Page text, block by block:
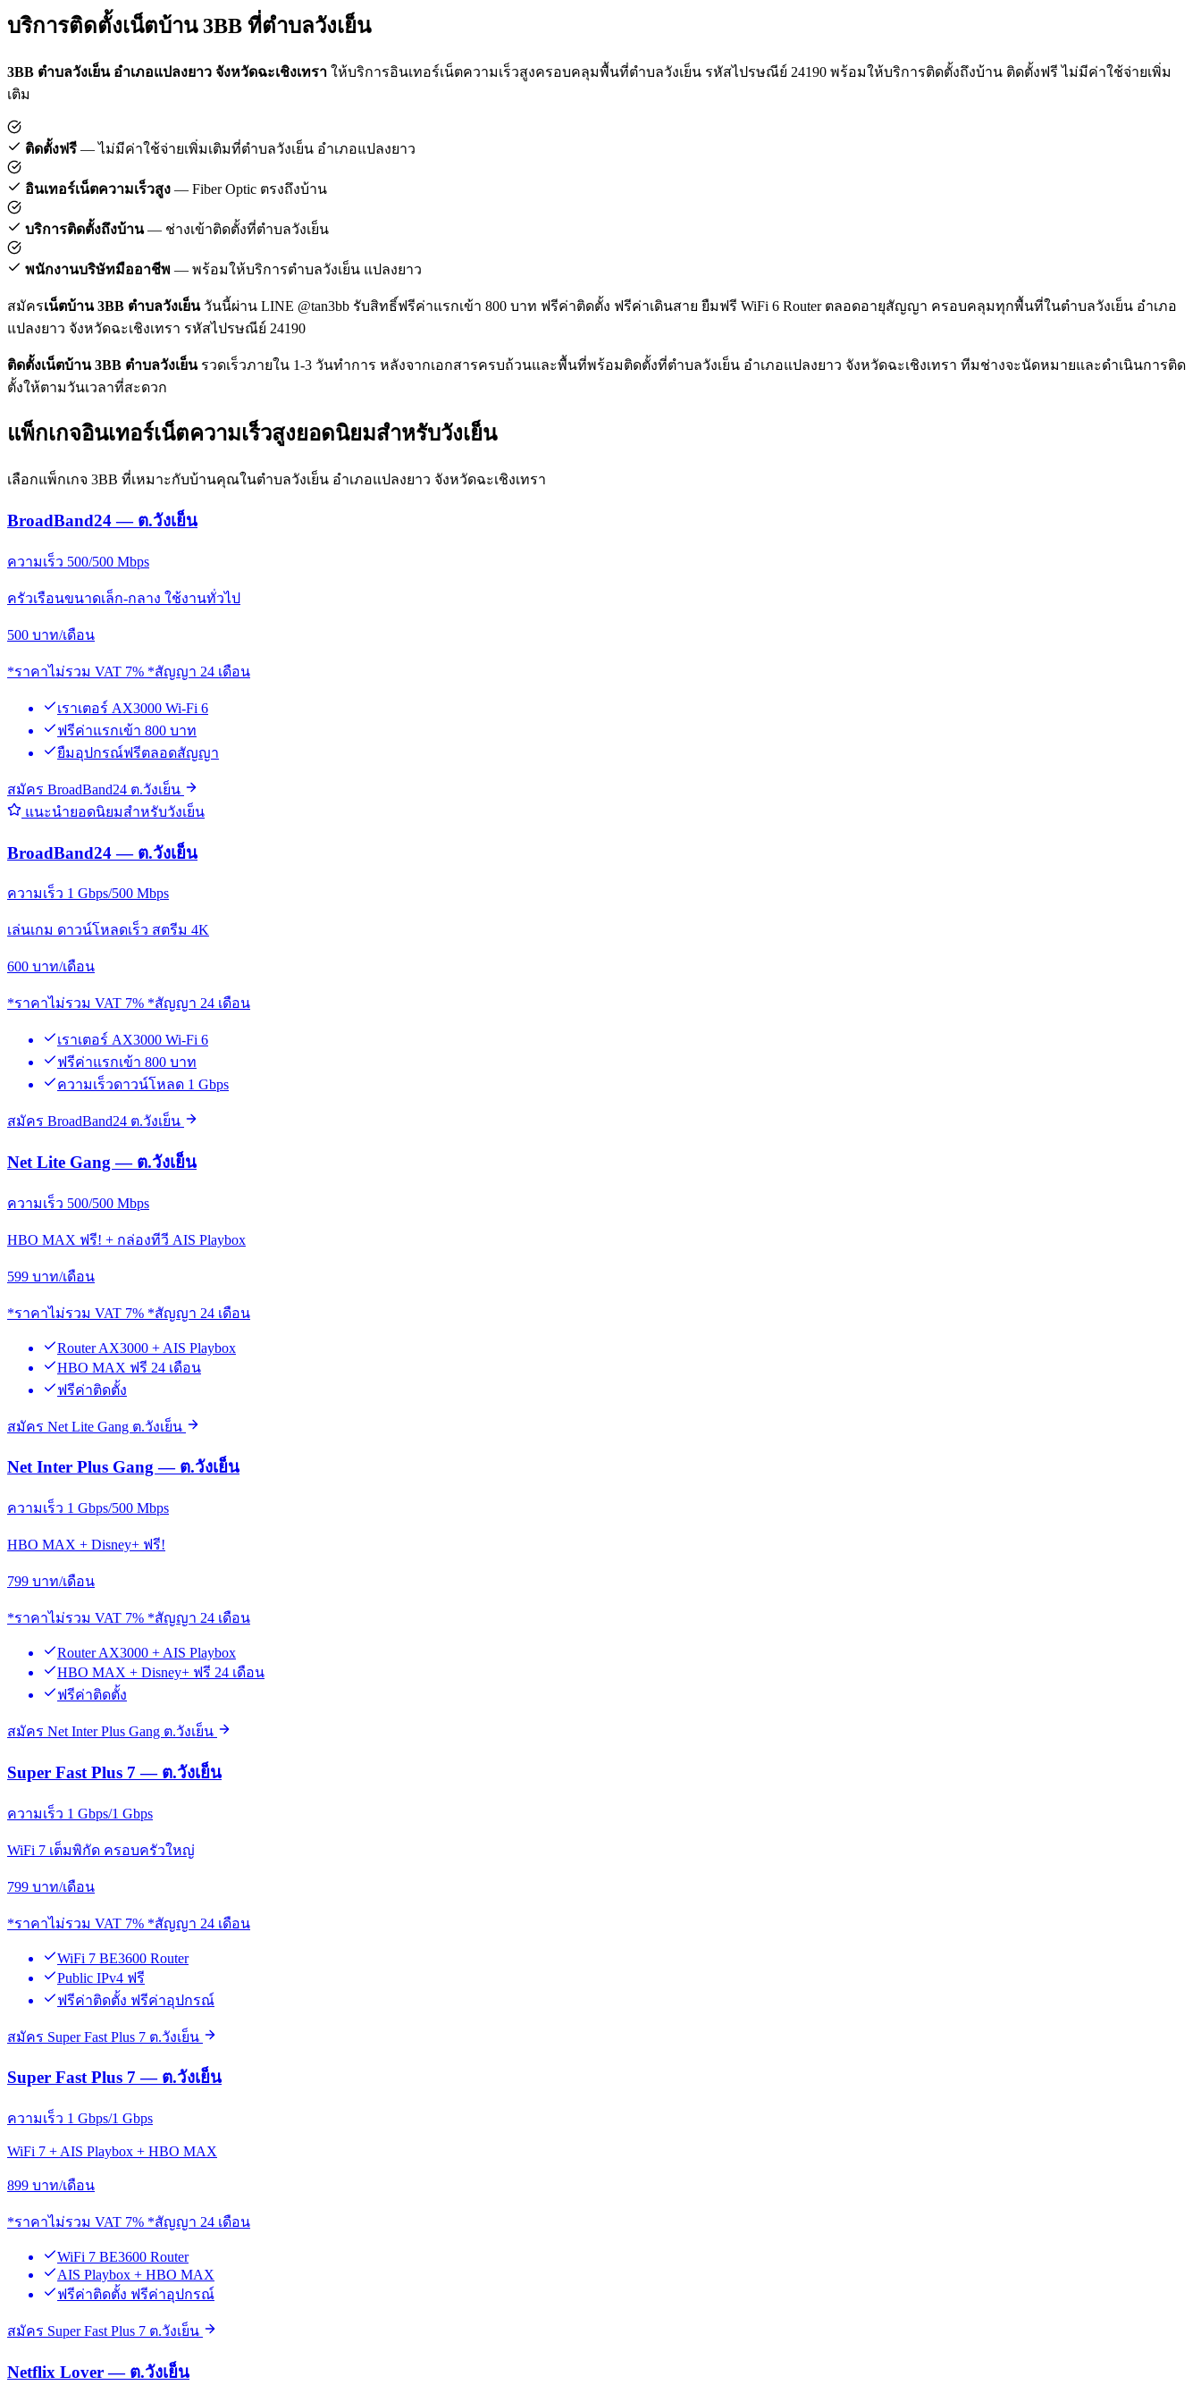
บริการติดตั้งเน็ตบ้าน 3BB ที่ตำบลวังเย็น
3BB ตำบลวังเย็น อำเภอแปลงยาว จังหวัดฉะเชิงเทรา ให้บริการอินเทอร์เน็ตความเร็วสูงครอบคลุมพื้นที่ตำบลวังเย็น รหัสไปรษณีย์ 24190 พร้อมให้บริการติดตั้งถึงบ้าน ติดตั้งฟรี ไม่มีค่าใช้จ่ายเพิ่ม
เติม
ติดตั้งฟรี — ไม่มีค่าใช้จ่ายเพิ่มเติมที่ตำบลวังเย็น อำเภอแปลงยาว
อินเทอร์เน็ตความเร็วสูง — Fiber Optic ตรงถึงบ้าน
บริการติดตั้งถึงบ้าน— ช่างเข้าติดตั้งที่ตำบลวังเย็น
พนักงานบริษัทมืออาชีพ — พร้อมให้บริการตำบลวังเย็น แปลงยาว
สมัครเน็ตบ้าน 3BB ตำบลวังเย็นวันนี้ผ่าน LINE @tan3bb รับสิทธิ์ฟรีค่าแรกเข้า 800 บาท ฟรีค่าติดตั้ง ฟรีค่าเดินสาย ยืมฟรี WiFi 6 Router ตลอดอายุสัญญา ครอบคลุมทุกพื้นที่ในตำบลวังเย็น อำเภอ
แปลงยาว จังหวัดฉะเชิงเทรา รหัสไปรษณีย์ 24190
ติดตั้งเน็ตบ้าน 3BB ตำบลวังเย็นรวดเร็วภายใน 1-3 วันทำการ หลังจากเอกสารครบถ้วนและพื้นที่พร้อมติดตั้งที่ตำบลวังเย็น อำเภอแปลงยาว จังหวัดฉะเชิงเทรา ทีมช่างจะนัดหมายและดำเนินการติด
ตั้งให้ตามวันเวลาที่สะดวก
แพ็กเกจอินเทอร์เน็ตความเร็วสูงยอดนิยมสำหรับวังเย็น
เลือกแพ็กเกจ 3BB ที่เหมาะกับบ้านคุณในตำบลวังเย็น อำเภอแปลงยาว จังหวัดฉะเชิงเทรา
BroadBand24 — ต.วังเย็น
ความเร็ว 500/500 Mbps
ครัวเรือนขนาดเล็ก-กลาง ใช้งานทั่วไป
500 บาท/เดือน
*ราคาไม่รวม VAT 7% *สัญญา 24 เดือน
เราเตอร์ AX3000 Wi-Fi 6
ฟรีค่าแรกเข้า 800 บาท
ยืมอุปกรณ์ฟรีตลอดสัญญา
สมัคร BroadBand24 ต.วังเย็น
แนะนำยอดนิยมสำหรับวังเย็น
BroadBand24 — ต.วังเย็น
ความเร็ว 1 Gbps/500 Mbps
เล่นเกม ดาวน์โหลดเร็ว สตรีม 4K
600 บาท/เดือน
*ราคาไม่รวม VAT 7% *สัญญา 24 เดือน
เราเตอร์ AX3000 Wi-Fi 6
ฟรีค่าแรกเข้า 800 บาท
ความเร็วดาวน์โหลด 1 Gbps
สมัคร BroadBand24 ต.วังเย็น
Net Lite Gang — ต.วังเย็น
ความเร็ว 500/500 Mbps
HBO MAX ฟรี! + กล่องทีวี AIS Playbox
599 บาท/เดือน
*ราคาไม่รวม VAT 7% *สัญญา 24 เดือน
Router AX3000 + AIS Playbox
HBO MAX ฟรี 24 เดือน
ฟรีค่าติดตั้ง
สมัคร Net Lite Gang ต.วังเย็น
Net Inter Plus Gang — ต.วังเย็น
ความเร็ว 1 Gbps/500 Mbps
HBO MAX + Disney+ ฟรี!
799 บาท/เดือน
*ราคาไม่รวม VAT 7% *สัญญา 24 เดือน
Router AX3000 + AIS Playbox
HBO MAX + Disney+ ฟรี 24 เดือน
ฟรีค่าติดตั้ง
สมัคร Net Inter Plus Gang ต.วังเย็น
Super Fast Plus 7 — ต.วังเย็น
ความเร็ว 1 Gbps/1 Gbps
WiFi 7 เต็มพิกัด ครอบครัวใหญ่
799 บาท/เดือน
*ราคาไม่รวม VAT 7% *สัญญา 24 เดือน
WiFi 7 BE3600 Router
Public IPv4 ฟรี
ฟรีค่าติดตั้ง ฟรีค่าอุปกรณ์
สมัคร Super Fast Plus 7 ต.วังเย็น
Super Fast Plus 7 — ต.วังเย็น
ความเร็ว 1 Gbps/1 Gbps
WiFi 7 + AIS Playbox + HBO MAX
899 บาท/เดือน
*ราคาไม่รวม VAT 7% *สัญญา 24 เดือน
WiFi 7 BE3600 Router
AIS Playbox + HBO MAX
ฟรีค่าติดตั้ง ฟรีค่าอุปกรณ์
สมัคร Super Fast Plus 7 ต.วังเย็น
Netflix Lover — ต.วังเย็น